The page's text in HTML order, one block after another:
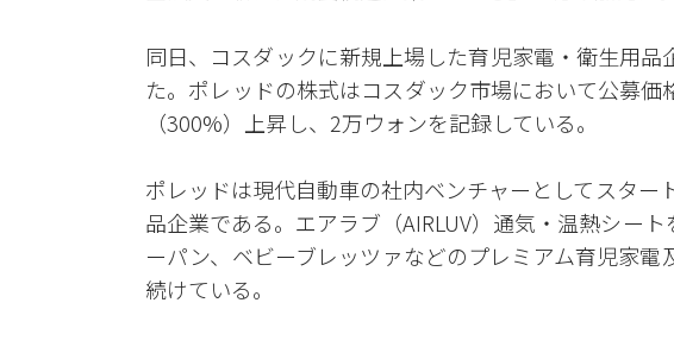
同日、コスダックに新規上場した育児家電・衛生用
た。ポレッドの株式はコスダック市場において公募
（300%）上昇し、2万ウォンを記録している。
ポレッドは現代自動車の社内ベンチャーとしてスター
品企業である。エアラブ（AIRLUV）通気・温熱シー
ーパン、ベビーブレッツァなどのプレミアム育児家
続けている。